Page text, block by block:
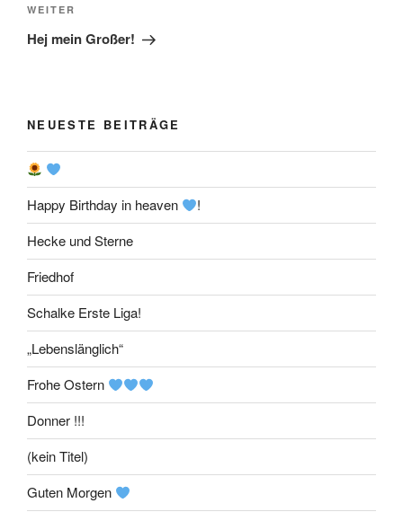
Nächster
Beitrag
WEITER
Hej mein Großer!
NEUESTE BEITRÄGE
Happy Birthday in heaven
!
Hecke und Sterne
Friedhof
Schalke Erste Liga!
„Lebenslänglich“
Frohe Ostern
Donner !!!
(kein Titel)
Guten Morgen